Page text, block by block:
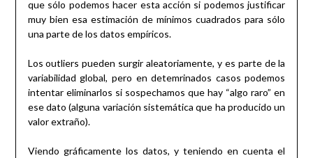
que sólo podemos hacer esta acción si podemos justificar
muy bien esa estimación de mínimos cuadrados para sólo
una parte de los datos empíricos.
Los outliers pueden surgir aleatoriamente, y es parte de la
variabilidad global, pero en detemrinados casos podemos
intentar eliminarlos si sospechamos que hay “algo raro” en
ese dato (alguna variación sistemática que ha producido un
valor extraño).
Viendo gráficamente los datos, y teniendo en cuenta el